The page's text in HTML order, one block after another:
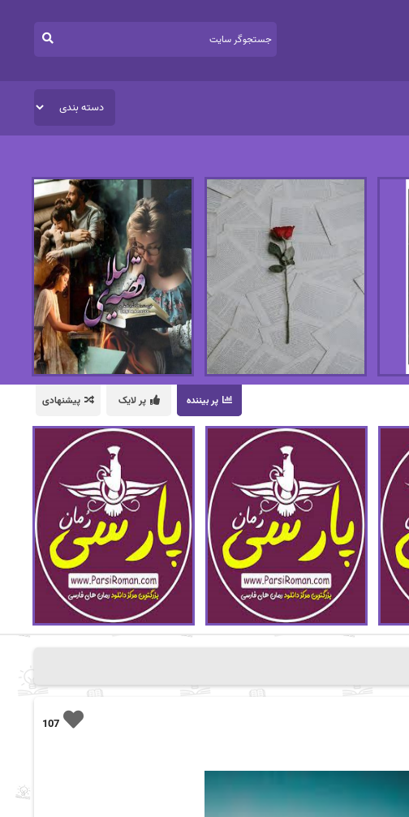
پر بیننده پر لایک پیشنهادی
107